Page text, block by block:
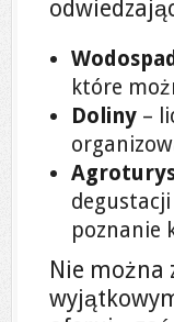
które
Doliny –
poznanie
Nie można